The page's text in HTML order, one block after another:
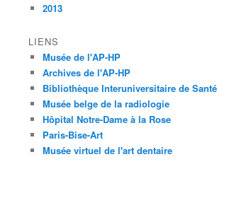
2013
LIENS
Musée de l'AP-HP
Archives de l'AP-HP
Bibliothèque Interuniversitaire de Santé
Musée belge de la radiologie
Hôpital Notre-Dame à la Rose
Paris-Bise-Art
Musée virtuel de l'art dentaire